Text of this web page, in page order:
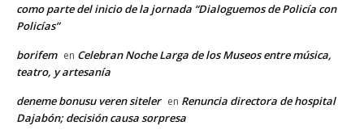
como parte del inicio de la jornada “Dialoguemos de Policía con
Policías”
borifem en Celebran Noche Larga de los Museos entre música,
teatro, y artesanía
deneme bonusu veren siteler en Renuncia directora de hospital
Dajabón; decisión causa sorpresa